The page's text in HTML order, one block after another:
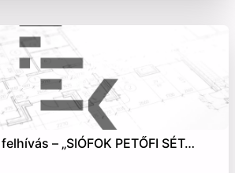
– „SIÓFOK PETŐFI SÉT…